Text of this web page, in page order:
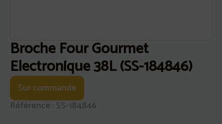
Broche Four Gourmet
Electronique 38L (SS-184846)
Sur commande
Référence : SS-184846